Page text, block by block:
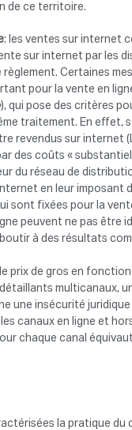
de ce territoire.
: les ventes sur internet
sur internet par les
Certaines
pour la vente en
), qui pose des critères
traitement. En effet,
revendus sur internet
des coûts «
du réseau de
en leur
sont fixées pour la
peuvent ne pas être
à des résultats
prix de gros en
multicanaux,
une insécurité
canaux en ligne et
chaque canal
la pratique du